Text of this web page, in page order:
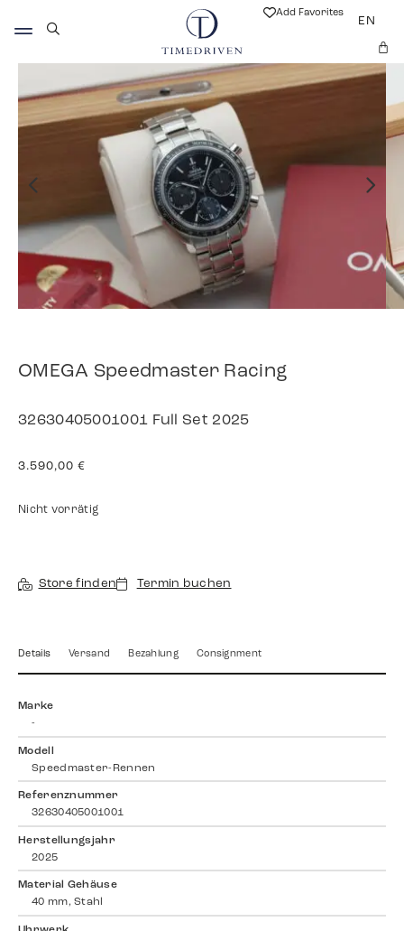
Add Favorites
EN
OMEGA Speedmaster Racing
32630405001001 Full Set 2025
3.590,00 €
Nicht vorrätig
Store finden Termin buchen
Details Versand Bezahlung Consignment
Marke
-
Modell
Speedmaster-Rennen
Referenznummer
32630405001001
Herstellungsjahr
2025
Material Gehäuse
40 mm, Stahl